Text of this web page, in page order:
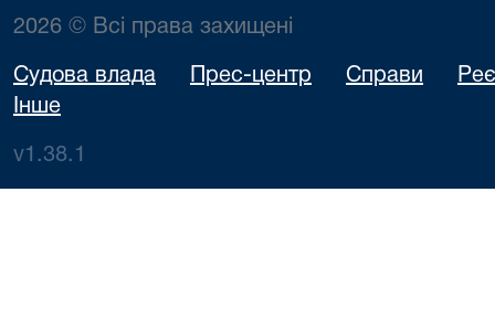
2026 © Всі права захищені
Судова влада Прес-центр Справи
Інше
v1.38.1